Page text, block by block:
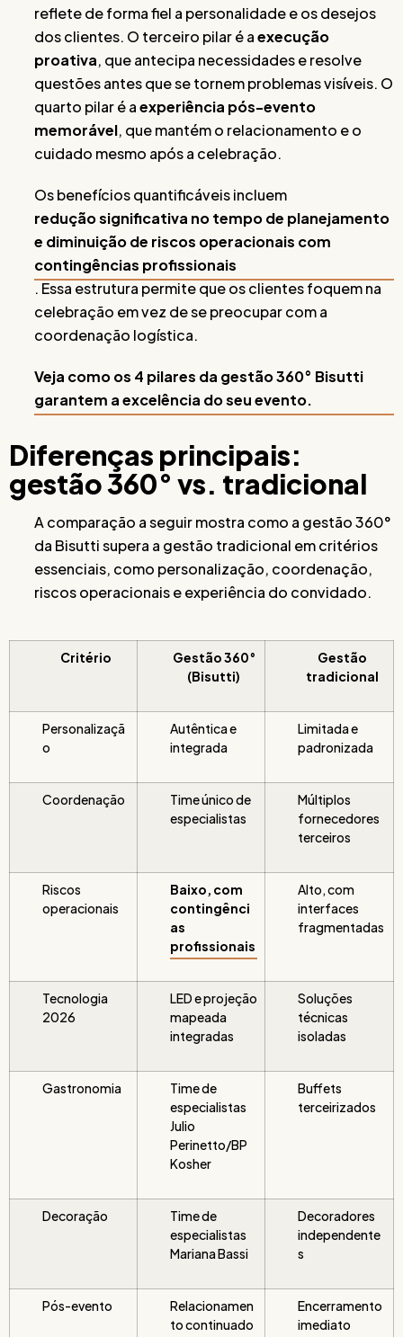
reflete de forma fiel a personalidade e os desejos
dos clientes. O terceiro pilar é aexecução
proativa, que antecipa necessidades e resolve
questões antes que se tornem problemas visíveis. O
quarto pilar é aexperiência pós-evento
memorável, que mantém o relacionamento e o
cuidado mesmo após a celebração.
Os benefícios quantificáveis incluem
redução significativa no tempo de planejamento
e diminuição de riscos operacionais com
contingências profissionais
. Essa estrutura permite que os clientes foquem na
celebração em vez de se preocupar com a
coordenação logística.
Veja como os 4 pilares da gestão 360° Bisutti
garantem a excelência do seu evento.
Diferenças principais:
gestão 360° vs. tradicional
A comparação a seguir mostra como a gestão 360°
da Bisutti supera a gestão tradicional em critérios
essenciais, como personalização, coordenação,
riscos operacionais e experiência do convidado.
Critério
Gestão 360°
(Bisutti)
Gestão
tradicional
Personalizaçã
o
Autêntica e
integrada
Limitada e
padronizada
Coordenação
Time único de
especialistas
Múltiplos
fornecedores
terceiros
Riscos
operacionais
Baixo, com
contingênci
as
profissionais
Alto, com
interfaces
fragmentadas
Tecnologia
2026
LED e projeção
mapeada
integradas
Soluções
técnicas
isoladas
Gastronomia
Time de
especialistas
Julio
Perinetto/BP
Kosher
Buffets
terceirizados
Decoração
Time de
especialistas
Mariana Bassi
Decoradores
independente
s
Pós-evento
Relacionamen
to continuado
Encerramento
imediato